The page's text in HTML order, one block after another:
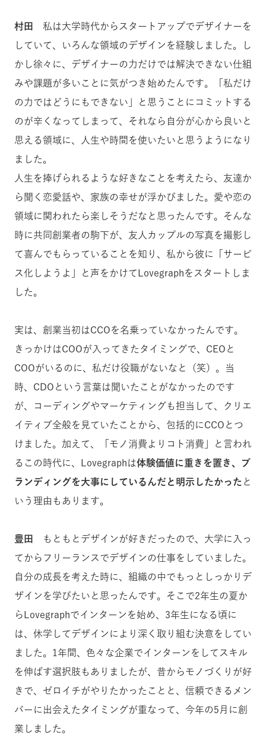
村田
私は大学時代からスタートアップでデザイナーを
していて、いろんな領域のデザインを経験しました。し
かし徐々に、デザイナーの力だけでは解決できない仕組
みや課題が多いことに気がつき始めたんです。「私だけ
の力ではどうにもできない」と思うことにコミットする
のが辛くなってしまって、それなら自分が心から良いと
思える領域に、人生や時間を使いたいと思うようになり
ました。
人生を捧げられるような好きなことを考えたら、友達か
ら聞く恋愛話や、家族の幸せが浮かびました。愛や恋の
領域に関われたら楽しそうだなと思ったんです。そんな
時に共同創業者の駒下が、友人カップルの写真を撮影し
て喜んでもらっていることを知り、私から彼に「サービ
ス化しようよ」と声をかけてLovegraphをスタートしま
した。
実は、創業当初はCCOを名乗っていなかったんです。
きっかけはCOOが入ってきたタイミングで、CEOと
COOがいるのに、私だけ役職がないなと（笑）。当
時、CDOという言葉は聞いたことがなかったのです
が、コーディングやマーケティングも担当して、クリエ
イティブ全般を見ていたことから、包括的にCCOとつ
けました。加えて、「モノ消費よりコト消費」と言われ
るこの時代に、Lovegraphは体験価値に重きを置き、ブ
ランディングを大事にしているんだと明示したかった と
いう理由もあります。
豊田
もともとデザインが好きだったので、大学に入っ
てからフリーランスでデザインの仕事をしていました。
自分の成長を考えた時に、組織の中でもっとしっかりデ
ザインを学びたいと思ったんです。そこで2年生の夏か
らLovegraphでインターンを始め、3年生になる頃に
は、休学してデザインにより深く取り組む決意をしてい
ました。1年間、色々な企業でインターンをしてスキル
を伸ばす選択肢もありましたが、昔からモノづくりが好
きで、ゼロイチがやりたかったことと、信頼できるメン
バーに出会えたタイミングが重なって、今年の5月に創
業しました。